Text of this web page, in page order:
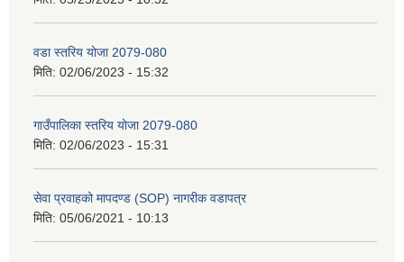
वडा स्तरिय योजा 2079-080
मिति: 02/06/2023 - 15:32
गाउँपालिका स्तरिय योजा 2079-080
मिति: 02/06/2023 - 15:31
सेवा प्रवाहको मापदण्ड (SOP) नागरीक वडापत्र
मिति: 05/06/2021 - 10:13